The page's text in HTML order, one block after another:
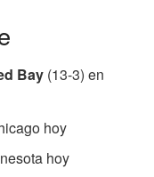
Bay (13-3) en
hoy
hoy